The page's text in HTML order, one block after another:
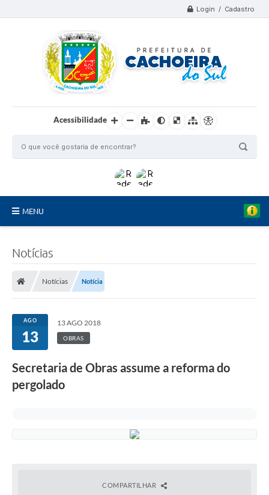
Login / Cadastro
Acessibilidade
MENU
Conselhos Municipais
Serviços on-line
Notícias
Notícias Notícia
AGO
13
13 AGO 2018
OBRAS
Secretaria de Obras assume a reforma do
pergolado
COMPARTILHAR